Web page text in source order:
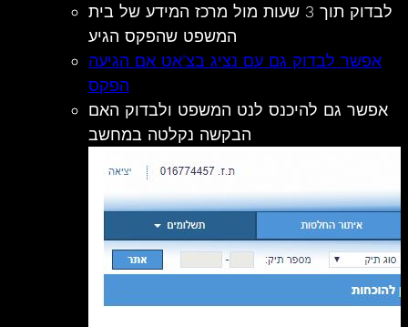
לבדוק תוך 3 שעות מול מרכז המידע של בית
המשפט שהפקס הגיע
אפשר לבדוק גם עם נציג בצ’אט אם הגיעה
הפקס
אפשר גם להיכנס לנט המשפט ולבדוק האם
הבקשה נקלטה במחשב